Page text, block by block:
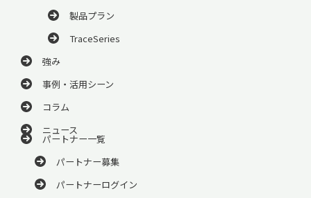
製品プラン
TraceSeries
強み
事例・活用シーン
コラム
ニュース
パートナー一覧
パートナー募集
パートナーログイン